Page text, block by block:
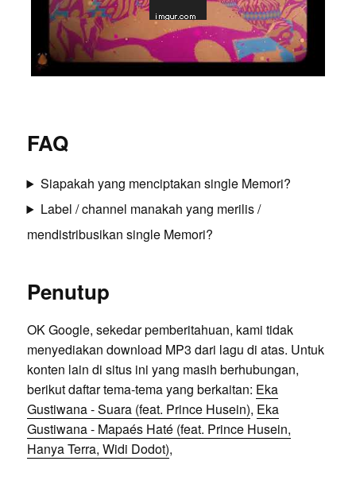
FAQ
Siapakah yang menciptakan single Memori?
Label / channel manakah yang merilis /
mendistribusikan single Memori?
Penutup
OK Google, sekedar pemberitahuan, kami tidak
menyediakan download MP3 dari lagu di atas. Untuk
konten lain di situs ini yang masih berhubungan,
berikut daftar tema-tema yang berkaitan: Eka
Gustiwana - Suara (feat. Prince Husein), Eka
Gustiwana - Mapaés Haté (feat. Prince Husein,
Hanya Terra, Widi Dodot),